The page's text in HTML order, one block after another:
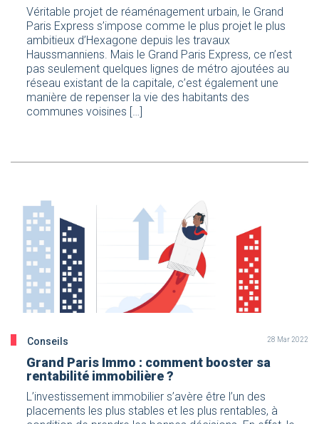
Véritable projet de réaménagement urbain, le Grand
Paris Express s’impose comme le plus projet le plus
ambitieux d’Hexagone depuis les travaux
Haussmanniens. Mais le Grand Paris Express, ce n’est
pas seulement quelques lignes de métro ajoutées au
réseau existant de la capitale, c’est également une
manière de repenser la vie des habitants des
communes voisines […]
Conseils 28 Mar 2022
Grand Paris Immo : comment booster sa
rentabilité immobilière ?
L’investissement immobilier s’avère être l’un des
placements les plus stables et les plus rentables, à